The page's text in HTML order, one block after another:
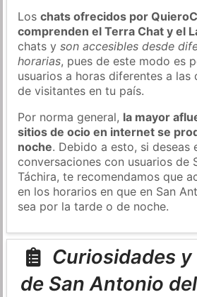
Loschats ofrecidos por
comprenden el Terra Chat y el
chats yson accesibles desde
horarias, pues de este modo es
usuarios a horas diferentes a las
de visitantes en tu país.
Por norma general, la mayor
sitios de ocio en internet se
noche. Debido a esto, si deseas
conversaciones con usuarios de
Táchira, te recomendamos que
en los horarios en que en San
sea por la tarde o de noche.
Curiosidades
de San Antonio